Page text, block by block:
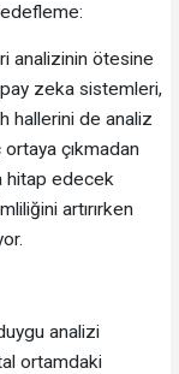
analizinin ötesine
zeka sistemleri,
hallerini de analiz
çıkmadan
hitap edecek
artırırken
analizi
ortamdaki